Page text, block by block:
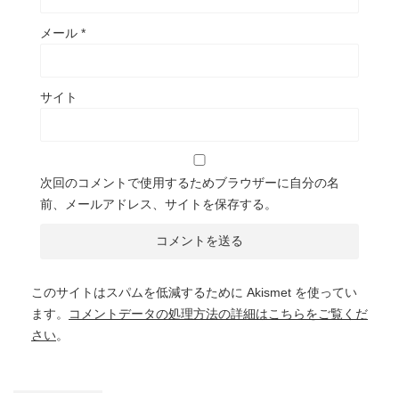
メール *
サイト
次回のコメントで使用するためブラウザーに自分の名
前、メールアドレス、サイトを保存する。
このサイトはスパムを低減するために Akismet を使ってい
ます。
コメントデータの処理方法の詳細はこちらをご覧くだ
さい。